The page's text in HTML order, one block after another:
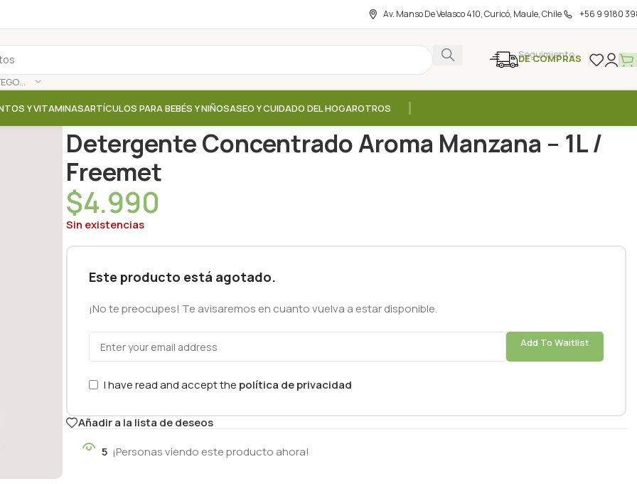
Av. Manso De Velasco 410, Curicó, Maule, Chile +56 9 9180
SELECCIONAR CATEGORÍA
Seguimiento
DE COMPRAS
Y VITAMINASARTÍCULOS PARA BEBÉS Y NIÑOSASEO Y CUIDADO DEL HOGAROTROS
Detergente Concentrado Aroma Manzana – 1L /
Freemet
$4.990
Sin existencias
Este producto está agotado.
¡No te preocupes! Te avisaremos en cuanto vuelva a estar disponible.
Add To Waitlist
I have read and accept the política de privacidad
Añadir a la lista de deseos
5 ¡Personas viendo este producto ahora!